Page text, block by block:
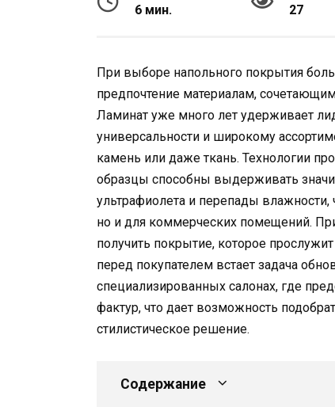
6 мин. 27
При выборе напольного покрытия
предпочтение материалам,
Ламинат уже много лет удерживает
универсальности и широкому
камень или даже ткань. Технологии
образцы способны выдерживать
ультрафиолета и перепады
но и для коммерческих помещений.
получить покрытие, которое
перед покупателем встает задача
специализированных салонах, где
фактур, что дает возможность
стилистическое решение.
Содержание